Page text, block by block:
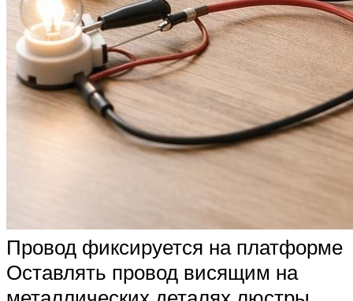
Провод фиксируется на платформе
Оставлять провод висящим на